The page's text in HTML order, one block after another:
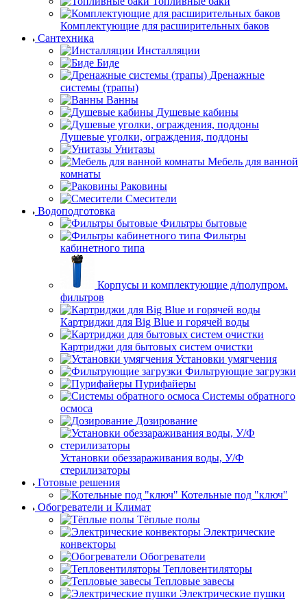
Комплектующие для расширительных баков
Сантехника
Инсталляции
Биде
Дренажные
системы (трапы)
Ванны
Душевые кабины
Душевые уголки, ограждения, поддоны
Унитазы
Мебель для ванной
комнаты
Раковины
Смесители
Водоподготовка
Фильтры бытовые
Фильтры
кабинетного типа
Корпусы и комплектующие д/полупром.
фильтров
Картриджи для Big Blue и горячей воды
Картриджи для бытовых систем очистки
Установки умягчения
Фильтрующие загрузки
Пурифайеры
Системы обратного
осмоса
Дозирование
Установки обеззараживания воды, У/Ф
стерилизаторы
Готовые решения
Котельные под "ключ"
Обогреватели и Климат
Тёплые полы
Электрические
конвекторы
Обогреватели
Тепловентиляторы
Тепловые завесы
Электрические пушки